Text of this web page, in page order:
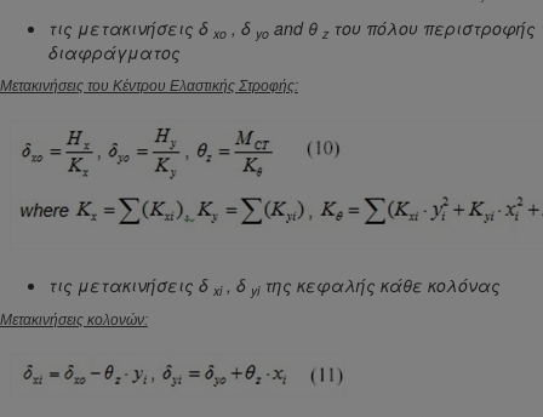
τις μετακινήσεις δ xo , δ yo and θ z του πόλου περιστροφής
διαφράγματος
Μετακινήσεις του Κέντρου Ελαστικής Στροφής:
τις μετακινήσεις δ xi , δ yi της κεφαλής κάθε κολόνας
Μετακινήσεις κολονών: